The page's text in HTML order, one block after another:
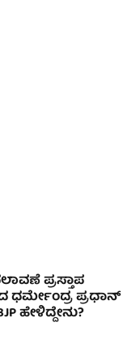
ಪ್ರಸ್ತಾಪ
ಧರ್ಮೇಂದ್ರ ಪ್ರಧಾನ್
ಹೇಳಿದ್ದೇನು?